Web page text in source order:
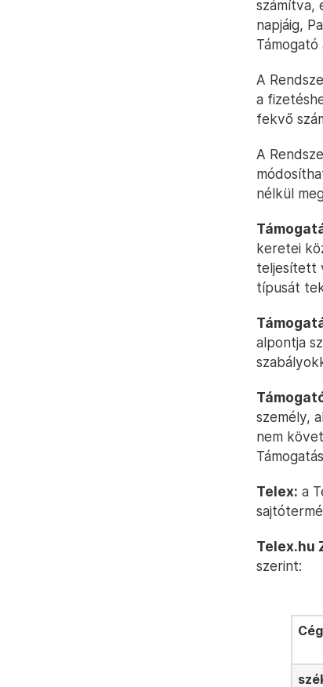
számítva,
napjáig,
A
a
fekvő
A
nélkül
keretei
teljesített
típusát
alpontja
személy,
nem
Telex: a
Telex.hu
szerint: